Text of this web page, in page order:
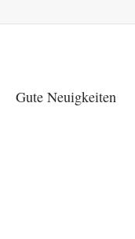
Gute Neuigkeiten